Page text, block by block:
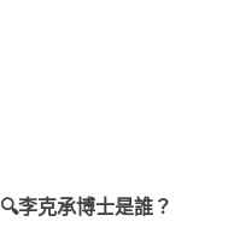
🔍李克承博士是誰？